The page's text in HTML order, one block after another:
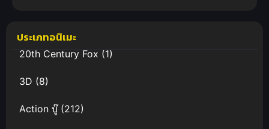
ประเภทอนิเมะ
20th Century Fox(1)
3D (8)
Action บู๊(212)